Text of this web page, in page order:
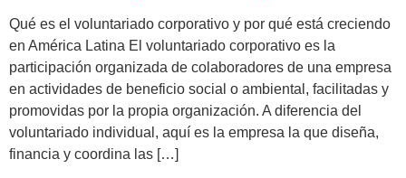
Qué es el voluntariado corporativo y por qué está creciendo
en América Latina El voluntariado corporativo es la
participación organizada de colaboradores de una empresa
en actividades de beneficio social o ambiental, facilitadas y
promovidas por la propia organización. A diferencia del
voluntariado individual, aquí es la empresa la que diseña,
financia y coordina las […]